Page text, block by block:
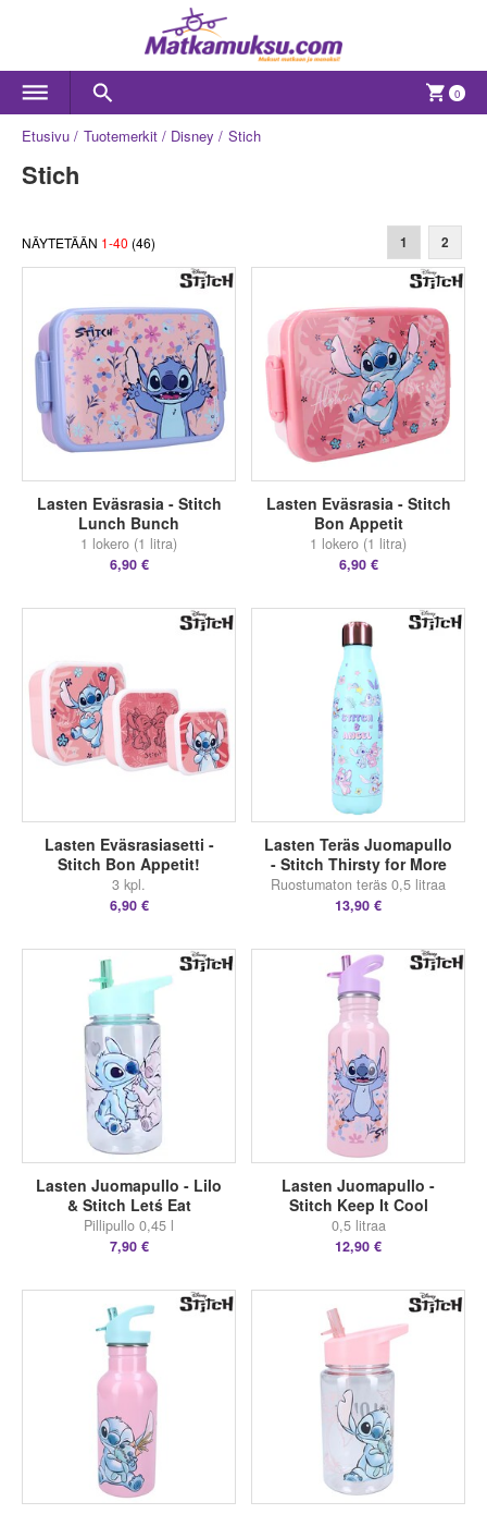
0
Etusivu Tuotemerkit Disney Stich
Stich
NÄYTETÄÄN 1-40 (46) 1 2
Lasten Eväsrasia - Stitch
Lunch Bunch
1 lokero (1 litra)
6,90 €
Lasten Eväsrasia - Stitch
Bon Appetit
1 lokero (1 litra)
6,90 €
Lasten Eväsrasiasetti -
Stitch Bon Appetit!
3 kpl.
6,90 €
Lasten Teräs Juomapullo
- Stitch Thirsty for More
Ruostumaton teräs 0,5 litraa
13,90 €
Lasten Juomapullo - Lilo
& Stitch Letś Eat
Pillipullo 0,45 l
7,90 €
Lasten Juomapullo -
Stitch Keep It Cool
0,5 litraa
12,90 €